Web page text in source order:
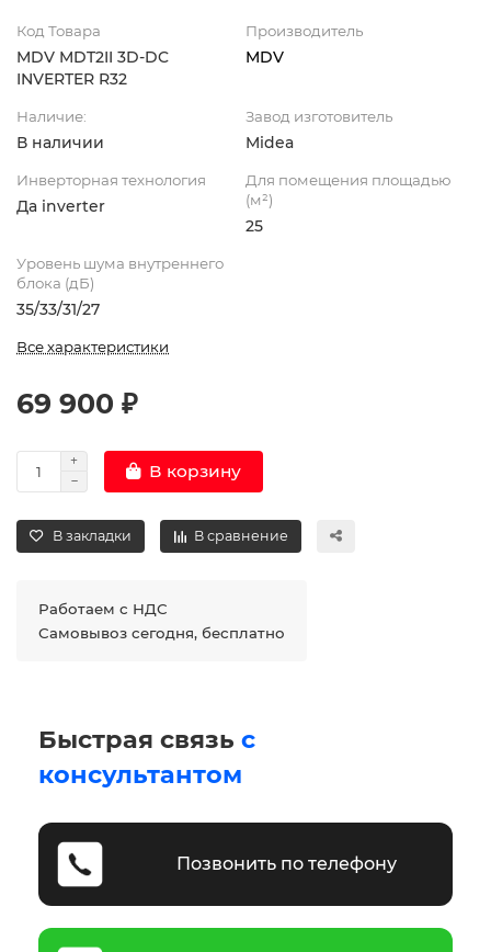
Код Товара
MDV MDT2II 3D-DC
INVERTER R32
Производитель
MDV
Наличие:
В наличии
Завод изготовитель
Midea
Инверторная технология
Да inverter
Для помещения площадью
(м²)
25
Уровень шума внутреннего
блока (дБ)
35/33/31/27
Все характеристики
69 900 ₽
В корзину
В закладки В сравнение
Работаем с НДС
Самовывоз сегодня, бесплатно
Быстрая связь с
консультантом
Позвонить по телефону